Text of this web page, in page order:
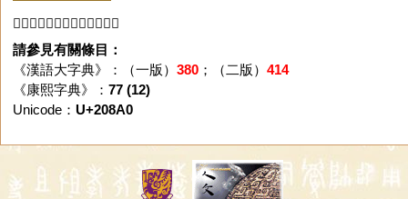
「𠢠」字未收錄於本資料庫。
請參見有關條目：
《漢語大字典》：（一版） 380；（二版） 414
《康熙字典》： 77 (12)
Unicode： U+208A0